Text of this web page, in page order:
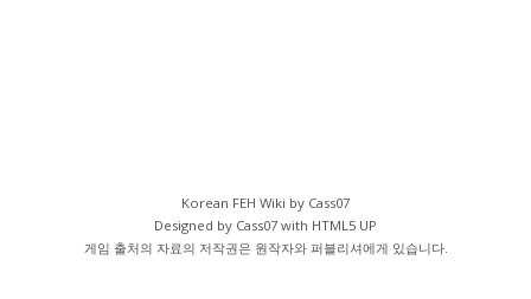
Korean FEH Wiki by Cass07
Designed by Cass07 with HTML5 UP
게임 출처의 자료의 저작권은 원작자와 퍼블리셔에게 있습니다.